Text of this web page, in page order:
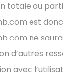
totale ou
est
ne
d’autres
avec